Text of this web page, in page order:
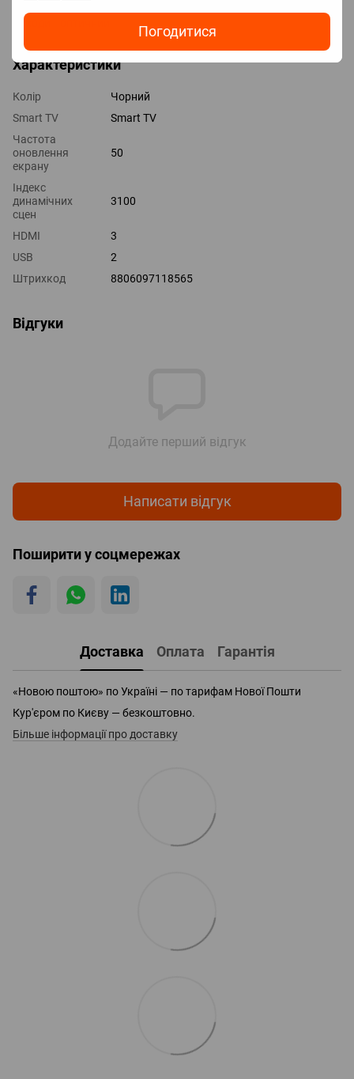
Погодитися
Виходи оптичний
Характеристики
Колір
Чорний
Smart TV
Smart TV
Частота
оновлення
екрану
50
Індекс
динамічних
сцен
3100
HDMI
3
USB
2
Штрихкод
8806097118565
Відгуки
Додайте перший відгук
Написати відгук
Поширити у соцмережах
Доставка Оплата Гарантія
«Новою поштою» по Україні — по тарифам Нової Пошти
Кур'єром по Києву — безкоштовно.
Більше інформації про доставку